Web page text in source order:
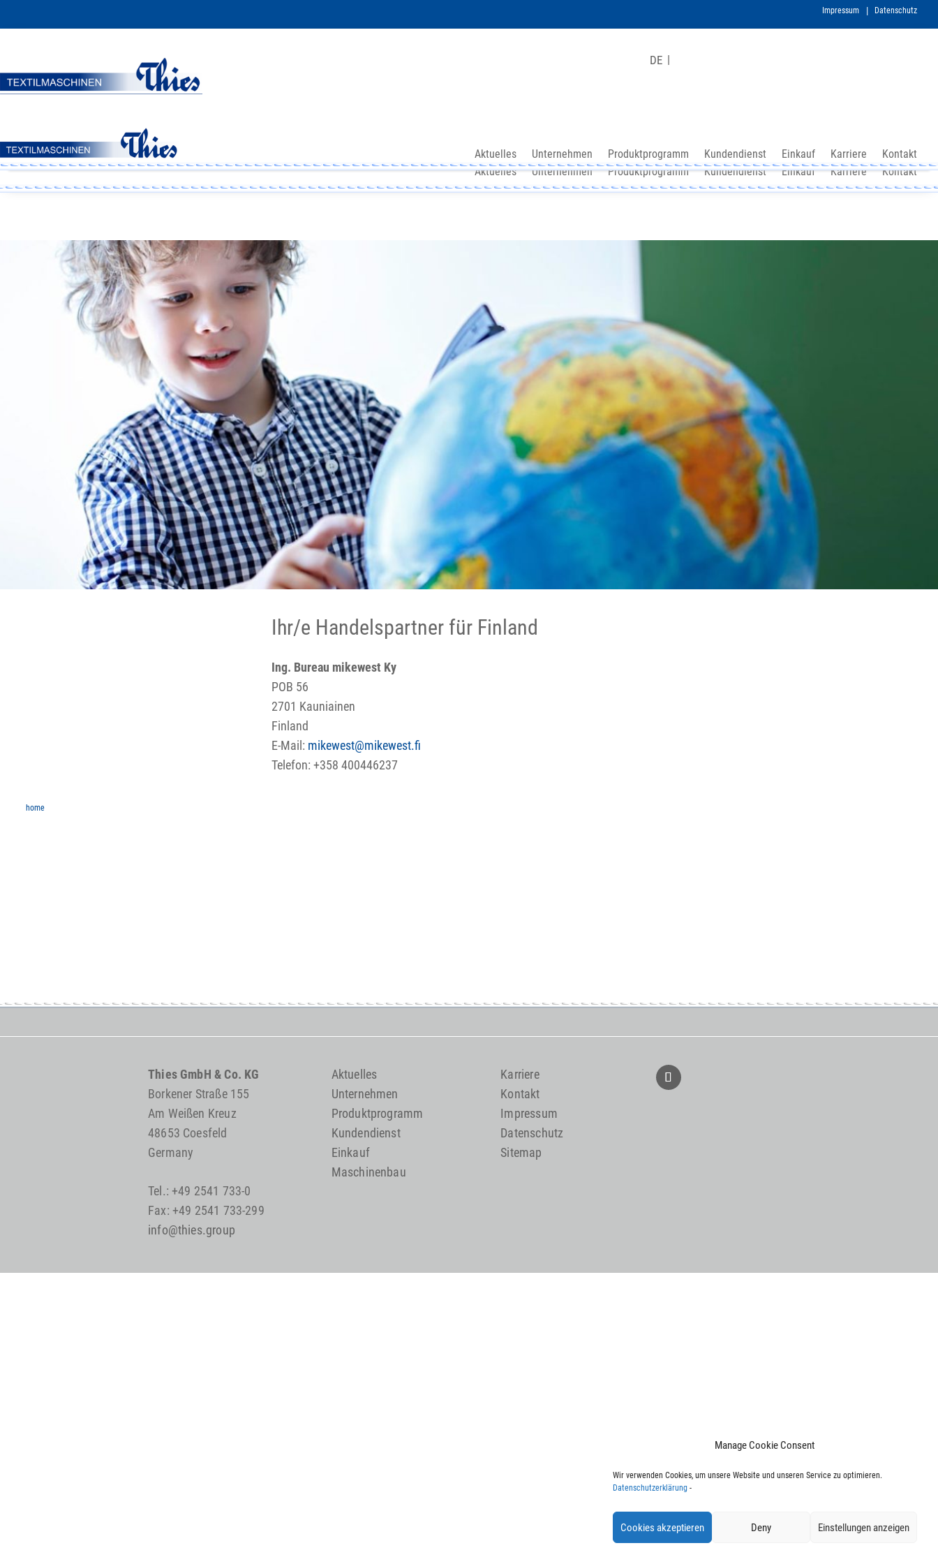
Manage Cookie Consent
Wir verwenden Cookies, um unsere Website und unseren Service zu optimieren.
Datenschutzerklärung -
Cookies akzeptieren Deny Einstellungen anzeigen
Impressum Datenschutz
DE
Aktuelles Unternehmen Produktprogramm Kundendienst Einkauf Karriere Kontakt
Aktuelles Unternehmen Produktprogramm Kundendienst Einkauf Karriere Kontakt
home
Ihr/e Handelspartner für Finland
Ing. Bureau mikewest Ky
POB 56
2701 Kauniainen
Finland
E-Mail: mikewest@mikewest.fi
Telefon: +358 400446237
Thies GmbH & Co. KG
Borkener Straße 155
Am Weißen Kreuz
48653 Coesfeld
Germany
Tel.: +49 2541 733-0
Fax: +49 2541 733-299
info@thies.group
Aktuelles
Unternehmen
Produktprogramm
Kundendienst
Einkauf
Maschinenbau
Karriere
Kontakt
Impressum
Datenschutz
Sitemap